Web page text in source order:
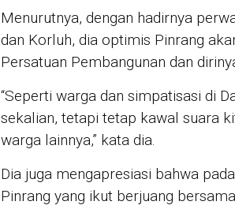
Menurutnya, dengan hadirnya
dan Korluh, dia optimis Pinrang
Persatuan Pembangunan dan
“Seperti warga dan simpatisasi di
sekalian, tetapi tetap kawal suara
warga lainnya,” kata dia.
Dia juga mengapresiasi bahwa
Pinrang yang ikut berjuang bersama